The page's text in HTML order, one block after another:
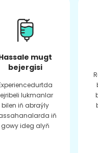
mugt
bejergisi
lukmanlar
bilen iň abraýly
iň
gowy ideg alyň